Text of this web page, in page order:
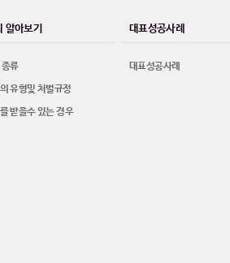
알아보기
류
유형및 처벌규정
받을수 있는 경우
대표성공사례
대표성공사례